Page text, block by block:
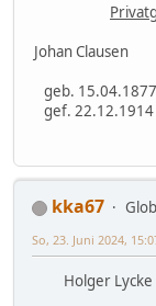
Johan Clausen
geb. 15.04.1877
gef.
kka67
So, 23. Juni 2024,
Holger Lycke